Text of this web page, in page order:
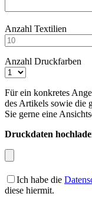
Anzahl Textilien
Anzahl Druckfarben
Für ein konkretes
des Artikels sowie die
Sie gerne eine
Druckdaten
Ich habe die
diese hiermit.